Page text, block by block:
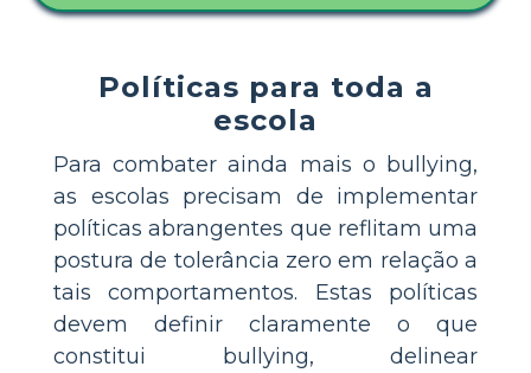
Políticas para toda a
escola
Para combater ainda mais o bullying,
as escolas precisam de implementar
políticas abrangentes que reflitam uma
postura de tolerância zero em relação a
tais comportamentos. Estas políticas
devem definir claramente o que
constitui bullying, delinear